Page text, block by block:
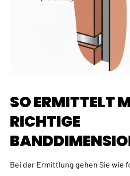
SO ERMITTELT
RICHTIGE
Bei der Ermittlung gehen Sie wie